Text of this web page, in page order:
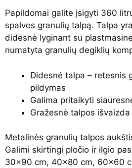
Papildomai galite įsigyti 360
spalvos granulių talpą. Talpa
didesnė lyginant su
numatyta granulių degiklių
Didesnė talpa – retesnis
pildymas
Galima pritaikyti
Gražesnė talpos išvaizda
Metalinės granulių talpos
Galimi skirtingi pločio ir ilgio
30×90 cm, 40×80 cm, 60×60